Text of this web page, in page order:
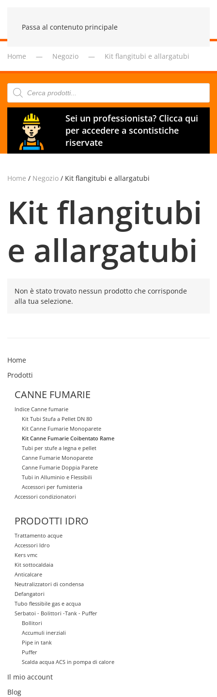
Passa al contenuto principale
Home Negozio Kit flangitubi e allargatubi
Products
search
Sei un professionista? Clicca qui
per accedere a scontistiche
riservate
Home / Negozio / Kit flangitubi e allargatubi
Kit flangitubi
e allargatubi
Non è stato trovato nessun prodotto che corrisponde
alla tua selezione.
Home
Prodotti
CANNE FUMARIE
Indice Canne fumarie
Kit Tubi Stufa a Pellet DN 80
Kit Canne Fumarie Monoparete
Kit Canne Fumarie Coibentato Rame
Tubi per stufe a legna e pellet
Canne Fumarie Monoparete
Canne Fumarie Doppia Parete
Tubi in Alluminio e Flessibili
Accessori per fumisteria
Accessori condizionatori
PRODOTTI IDRO
Trattamento acque
Accessori Idro
Kers vmc
Kit sottocaldaia
Anticalcare
Neutralizzatori di condensa
Defangatori
Tubo flessibile gas e acqua
Serbatoi - Bolittori -Tank - Puffer
Bollitori
Accumuli inerziali
Pipe in tank
Puffer
Scalda acqua ACS in pompa di calore
Il mio account
Blog